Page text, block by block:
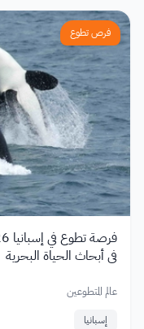
فرص تطوع
في أبحاث الحياة البحرية
عالم المتطوعين
إسبانيا